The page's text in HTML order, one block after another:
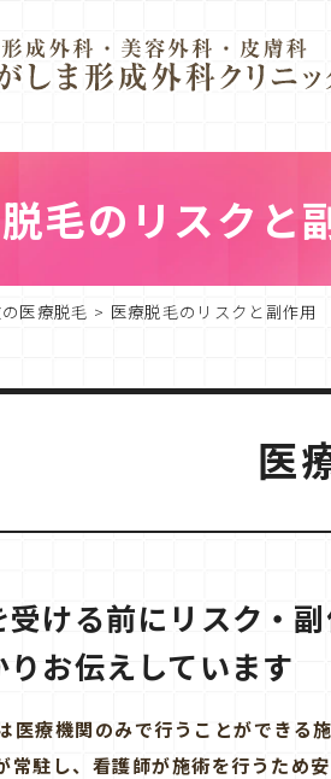
毛のリスクと
医療脱毛 > 医療脱毛のリスクと副作用
医
受ける前に リスク・
りお伝えしています
医療機関のみで行うことができる
常駐し、看護師が施術を行うため